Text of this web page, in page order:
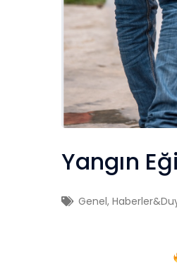
Yangın
Genel,